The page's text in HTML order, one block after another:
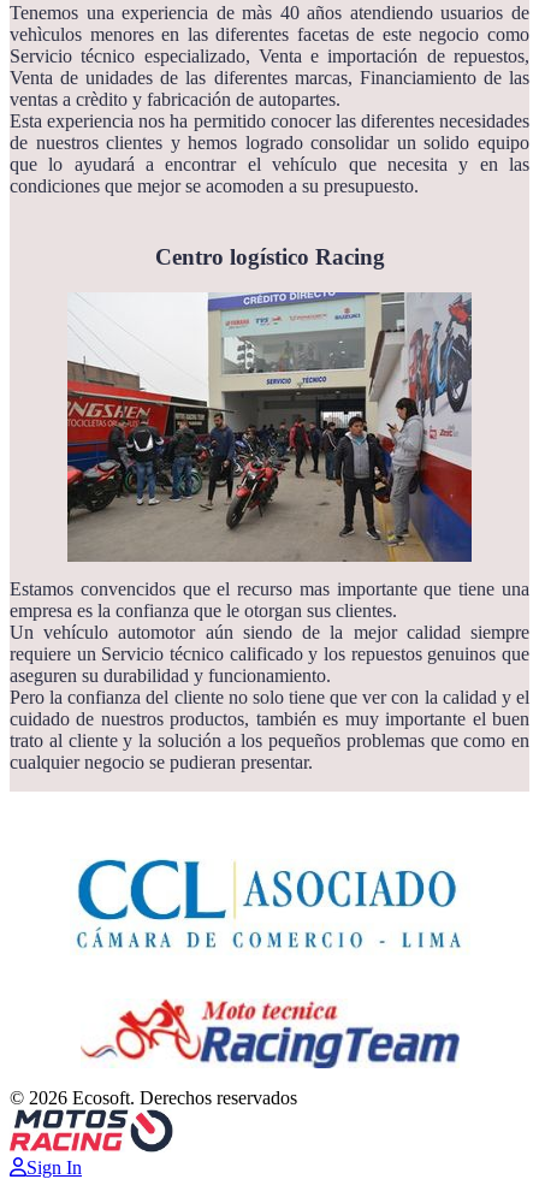
Tenemos una experiencia de màs 40 años atendiendo usuarios de
vehìculos menores en las diferentes facetas de este negocio como
Servicio técnico especializado, Venta e importación de repuestos,
Venta de unidades de las diferentes marcas, Financiamiento de las
ventas a crèdito y fabricación de autopartes.
Esta experiencia nos ha permitido conocer las diferentes necesidades
de nuestros clientes y hemos logrado consolidar un solido equipo
que lo ayudará a encontrar el vehículo que necesita y en las
condiciones que mejor se acomoden a su presupuesto.
Centro logístico Racing
Estamos convencidos que el recurso mas importante que tiene una
empresa es la confianza que le otorgan sus clientes.
Un vehículo automotor aún siendo de la mejor calidad siempre
requiere un Servicio técnico calificado y los repuestos genuinos que
aseguren su durabilidad y funcionamiento.
Pero la confianza del cliente no solo tiene que ver con la calidad y el
cuidado de nuestros productos, también es muy importante el buen
trato al cliente y la solución a los pequeños problemas que como en
cualquier negocio se pudieran presentar.
© 2026 Ecosoft. Derechos reservados
Sign In